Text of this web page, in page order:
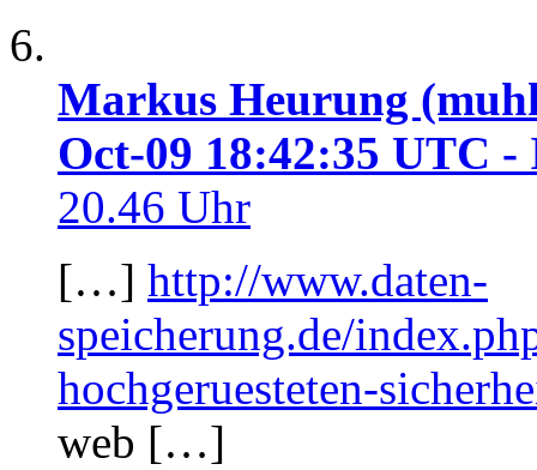
Markus Heurung
Oct-09 18:42:35 UTC -
20.46 Uhr
[…] http://www.daten-
speicherung.de/
hochgeruesteten-
web […]